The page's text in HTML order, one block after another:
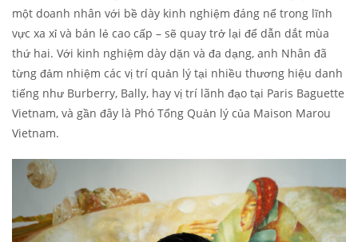
một doanh nhân với bề dày kinh nghiệm đáng nể trong lĩnh
vực xa xỉ và bán lẻ cao cấp – sẽ quay trở lại để dẫn dắt mùa
thứ hai. Với kinh nghiệm dày dặn và đa dạng, anh Nhân đã
từng đảm nhiệm các vị trí quản lý tại nhiều thương hiệu danh
tiếng như Burberry, Bally, hay vị trí lãnh đạo tại Paris Baguette
Vietnam, và gần đây là Phó Tổng Quản lý của Maison Marou
Vietnam.